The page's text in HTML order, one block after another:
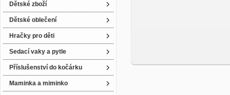
Dětské zboží
Dětské oblečení
Hračky pro děti
Sedací vaky a pytle
Příslušenství do kočárku
Maminka a miminko